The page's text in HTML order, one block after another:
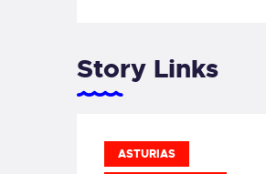
Story Links
ASTURIAS